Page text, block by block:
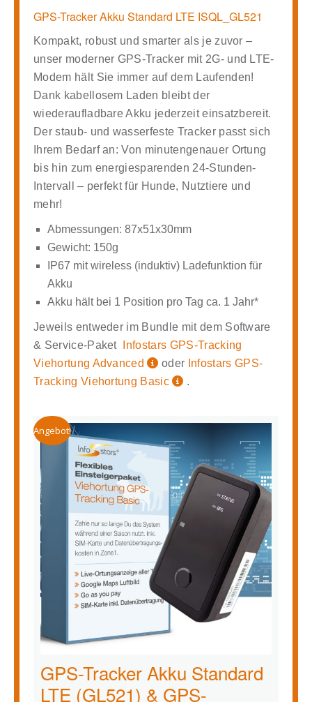
GPS-Tracker Akku Standard LTE ISQL_GL521
Kompakt, robust und smarter als je zuvor –
unser moderner GPS-Tracker mit 2G- und LTE-
Modem hält Sie immer auf dem Laufenden!
Dank kabellosem Laden bleibt der
wiederaufladbare Akku jederzeit einsatzbereit.
Der staub- und wasserfeste Tracker passt sich
Ihrem Bedarf an: Von minutengenauer Ortung
bis hin zum energiesparenden 24-Stunden-
Intervall – perfekt für Hunde, Nutztiere und
mehr!
Abmessungen: 87x51x30mm
Gewicht: 150g
IP67 mit wireless (induktiv) Ladefunktion für
Akku
Akku hält bei 1 Position pro Tag ca. 1 Jahr*
Jeweils entweder im Bundle mit dem Software
& Service-Paket
Infostars GPS-Tracking
Viehortung Advanced
oder Infostars GPS-
Tracking Viehortung Basic
.
Angebot!
GPS-Tracker Akku Standard
LTE (GL521) & GPS-